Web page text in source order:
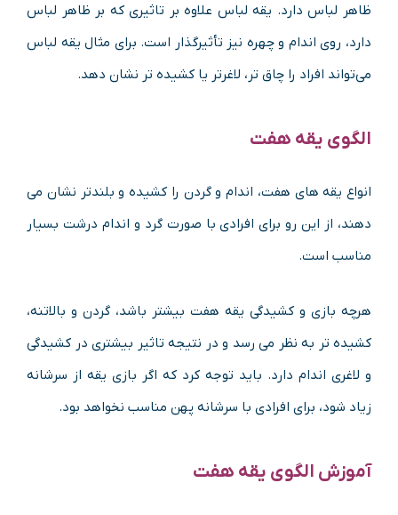
ظاهر لباس دارد. یقه لباس علاوه بر تاثیری که بر ظاهر لباس
دارد، روی اندام و چهره نیز تأثیرگذار است. برای مثال یقه لباس
می‌تواند افراد را چاق تر، لاغرتر یا کشیده تر نشان دهد.
الگوی یقه هفت
انواع یقه های هفت، اندام و گردن را کشیده و بلندتر نشان می
دهند، از این رو برای افرادی با صورت گرد و اندام درشت بسیار
مناسب است.
هرچه بازی و کشیدگی یقه هفت بیشتر باشد، گردن و بالاتنه،
کشیده تر به نظر می رسد و در نتیجه تاثیر بیشتری در کشیدگی
و لاغری اندام دارد. باید توجه کرد که اگر بازی یقه از سرشانه
زیاد شود، برای افرادی با سرشانه پهن مناسب نخواهد بود.
آموزش الگوی یقه هفت